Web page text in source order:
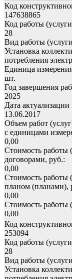
Код
147638865
Код работы
28
Вид работы
Установка
потребления
Единица
шт.
Год завершения
2025
Дата
13.06.2017
Объем работ
с единицами
0,00
Стоимость работы
договорами, руб.:
0,00
Стоимость работы
планом (планами),
0,00
Стоимость работы
0,00
Код
253094
Код работы
28
Вид работы
Установка